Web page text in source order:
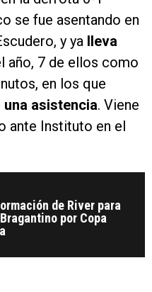
se fue asentando en
y ya
lleva
año, 7 de ellos como
en los que
asistencia. Viene
ante Instituto en el
de River para
por Copa